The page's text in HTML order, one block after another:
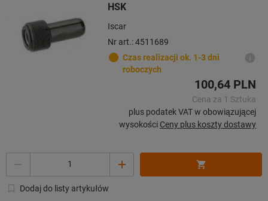
HSK
Iscar
Nr art.: 4511689
Czas realizacji ok. 1-3 dni
roboczych
100,64 PLN
Cena za 1 Sztuka
plus podatek VAT w obowiązującej
wysokości Ceny plus koszty dostawy
Dodaj do listy artykułów